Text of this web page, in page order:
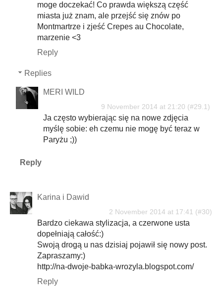
moge doczekać! Co prawda większą część
miasta już znam, ale przejść się znów po
Montmartrze i zjeść Crepes au Chocolate,
marzenie <3
Reply
Replies
MERI WILD
9 November 2014 at 21:20
Ja często wybierając się na nowe zdjęcia
myślę sobie: eh czemu nie mogę być teraz w
Paryżu ;))
Reply
Karina i Dawid
2 November 2014 at 17:41
Bardzo ciekawa stylizacja, a czerwone usta
dopełniają całość:)
Swoją drogą u nas dzisiaj pojawił się nowy post.
Zapraszamy:)
http://na-dwoje-babka-wrozyla.blogspot.com/
Reply